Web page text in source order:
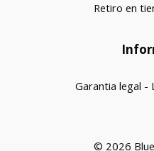
Retiro en
Garantia legal -
© 2026